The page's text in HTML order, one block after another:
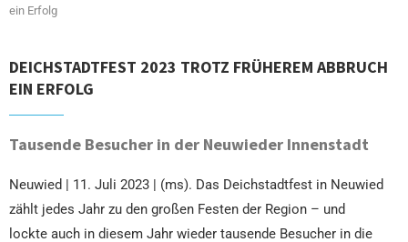
ein Erfolg
DEICHSTADTFEST 2023 TROTZ FRÜHEREM ABBRUCH
EIN ERFOLG
Tausende Besucher in der Neuwieder Innenstadt
Neuwied | 11. Juli 2023 | (ms). Das Deichstadtfest in Neuwied
zählt jedes Jahr zu den großen Festen der Region – und
lockte auch in diesem Jahr wieder tausende Besucher in die